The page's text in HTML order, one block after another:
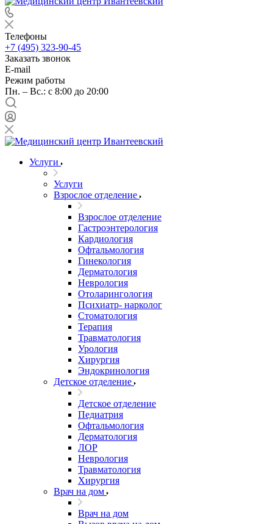
Телефоны
+7 (495) 323-90-45
Заказать звонок
E-mail
Режим работы
Пн. – Вс.: с 8:00 до 20:00
Услуги
Услуги
Взрослое отделение
Взрослое отделение
Гастроэнтерология
Кардиология
Офтальмология
Гинекология
Дерматология
Неврология
Отоларингология
Психиатр- нарколог
Стоматология
Терапия
Травматология
Урология
Хирургия
Эндокринология
Детское отделение
Детское отделение
Педиатрия
Офтальмология
Дерматология
ЛОР
Неврология
Травматология
Хирургия
Врач на дом
Врач на дом